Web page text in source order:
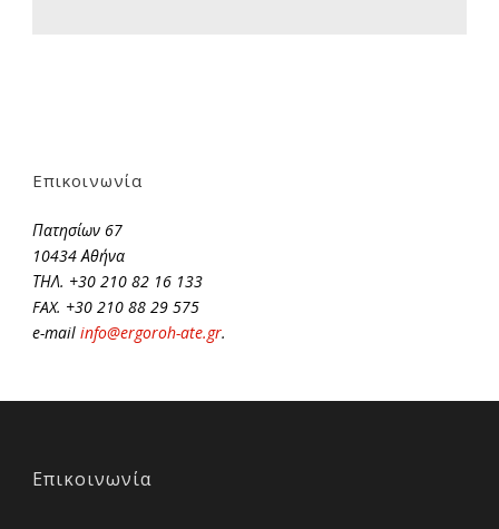
Επικοινωνία
Πατησίων 67
10434 Αθήνα
ΤΗΛ. +30 210 82 16 133
FAX. +30 210 88 29 575
e-mail info@ergoroh-ate.gr.
Επικοινωνία